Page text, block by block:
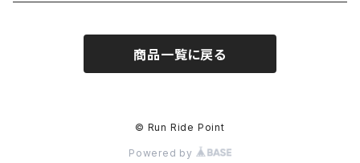
Ciele Athletics
1,001～5,000円
商品一覧に戻る
© Run Ride Point
Powered by